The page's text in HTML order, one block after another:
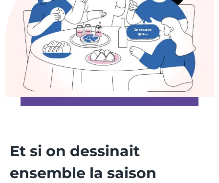
Et si on dessinait
ensemble la saison